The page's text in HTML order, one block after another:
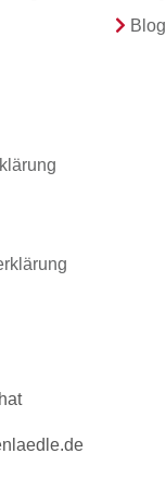
Blog